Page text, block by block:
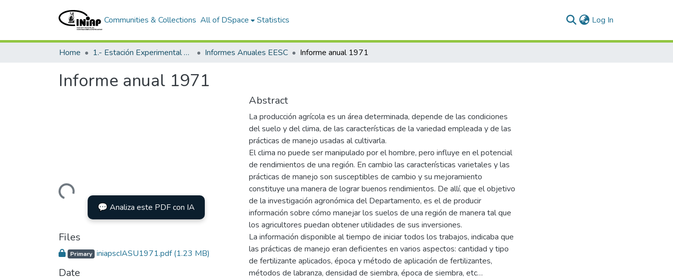
Communities & Collections All of DSpace Statistics Log In
Home 1.- Estación Experimental Santa Catalina Informes Anuales EESC Informe anual 1971
Informe anual 1971
Loading...
💬 Analiza este PDF con IA
Files
Primary iniapscIASU1971.pdf(1.23 MB)
Date
Abstract
La producción agrícola es un área determinada, depende de las condiciones
del suelo y del clima, de las características de la variedad empleada y de las
prácticas de manejo usadas al cultivarla.
El clima no puede ser manipulado por el hombre, pero influye en el potencial
de rendimientos de una región. En cambio las características varietales y las
prácticas de manejo son susceptibles de cambio y su mejoramiento
constituye una manera de lograr buenos rendimientos. De allí, que el objetivo
de la investigación agronómica del Departamento, es el de producir
información sobre cómo manejar los suelos de una región de manera tal que
los agricultores puedan obtener utilidades de sus inversiones.
La información disponible al tiempo de iniciar todos los trabajos, indicaba que
las prácticas de manejo eran deficientes en varios aspectos: cantidad y tipo
de fertilizante aplicados, época y método de aplicación de fertilizantes,
métodos de labranza, densidad de siembra, época de siembra, etc…